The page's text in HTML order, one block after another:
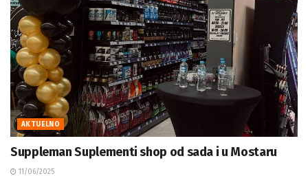
AKTUELNO
Suppleman Suplementi shop od sada i u Mostaru
11/06/2025